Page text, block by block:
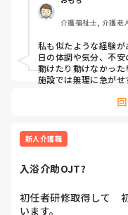
対応できずに困ってい
介護福祉士, 介護老
私も似たような経験
日の体調や気分、不
動けたり動けなかっ
施設では無理に急が
グを合わせています
新人介護職
入浴介助OJT?
初任者研修取得して　
います。